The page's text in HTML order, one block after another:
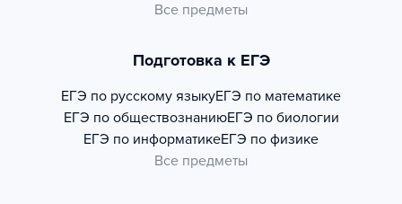
Все предметы
Подготовка к ЕГЭ
ЕГЭ по русскому языкуЕГЭ по математике
ЕГЭ по обществознаниюЕГЭ по биологии
ЕГЭ по информатикеЕГЭ по физике
Все предметы